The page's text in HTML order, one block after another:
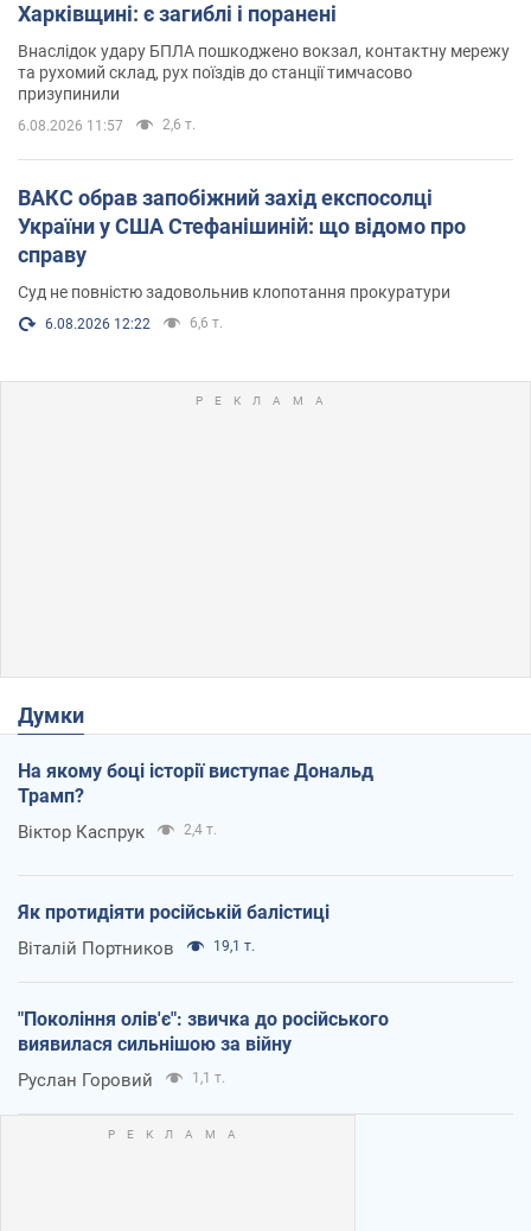
Харківщині: є загиблі і поранені
Внаслідок удару БПЛА пошкоджено вокзал, контактну мережу
та рухомий склад, рух поїздів до станції тимчасово
призупинили
6.08.2026 11:57 2,6 т.
ВАКС обрав запобіжний захід експосолці
України у США Стефанішиній: що відомо про
справу
Суд не повністю задовольнив клопотання прокуратури
6.08.2026 12:22 6,6 т.
Думки
На якому боці історії виступає Дональд
Трамп?
Віктор Каспрук 2,4 т.
Як протидіяти російській балістиці
Віталій Портников 19,1 т.
"Покоління олів'є": звичка до російського
виявилася сильнішою за війну
Руслан Горовий 1,1 т.